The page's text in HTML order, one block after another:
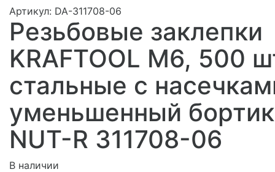
Артикул: DA-311708-06
Резьбовые заклепки
KRAFTOOL М6, 500
стальные с
уменьшенный
NUT-R 311708-06
В наличии